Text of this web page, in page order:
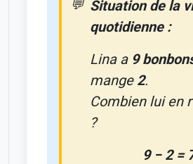
Situation de la
quotidienne :
Lina a 9
mange 2.
Combien lui en
?
9 − 2 =